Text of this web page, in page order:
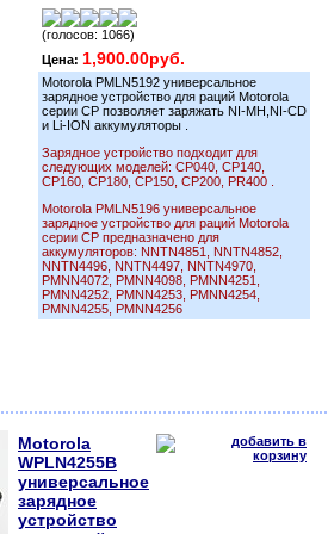
(голосов: 1066)
Цена: 1,900.00руб.
Motorola PMLN5192 универсальное
зарядное устройство для раций Motorola
серии CP позволяет заряжать NI-MH,NI-CD
и Li-ION аккумуляторы .
Зарядное устройство подходит для
следующих моделей: CP040, CP140,
CP160, CP180, CP150, CP200, PR400 .
Motorola PMLN5196 универсальное
зарядное устройство для раций Motorola
серии CP предназначено для
аккумуляторов: NNTN4851, NNTN4852,
NNTN4496, NNTN4497, NNTN4970,
PMNN4072, PMNN4098, PMNN4251,
PMNN4252, PMNN4253, PMNN4254,
PMNN4255, PMNN4256
Motorola
WPLN4255B
универсальное
зарядное
устройство